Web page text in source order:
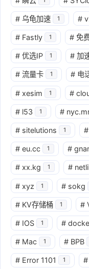
# 乌龟加速 1 #
# Fastly 1 # 免
# 优选IP 1 # 加
# 流量卡 1 # 电
# xesim 1 #
# l53 1 #
# sitelutions 1 #
# eu.cc 1 #
# xx.kg 1 #
# xyz 1 # sokg
# KV存储桶 1 #
# IOS 1 #
# Mac 1 # BPB
# Error 1101 1 #